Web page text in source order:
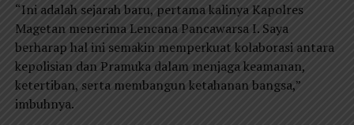
“Ini adalah sejarah baru, pertama kalinya Kapolres
Magetan menerima Lencana Pancawarsa I. Saya
berharap hal ini semakin memperkuat kolaborasi antara
kepolisian dan Pramuka dalam menjaga keamanan,
ketertiban, serta membangun ketahanan bangsa,”
imbuhnya.